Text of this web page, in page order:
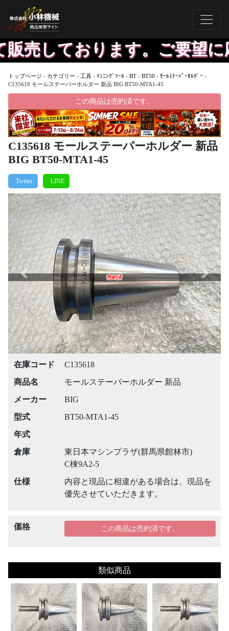
ております。ご要望に応
トップページ › カテゴリー › 工具 › ﾏｼﾆﾝｸﾞﾂｰﾙ › BT › BT50 › ﾓｰﾙｽﾃｰﾊﾟｰﾎﾙﾀﾞｰ ›
C135618 モールステーパーホルダー 新品 BIG BT50-MTA1-45
この商品は売約済です。
C135618 モールステーパーホルダー 新品
BIG BT50-MTA1-45
売約済
Previous Next
在庫コード
C135618
商品名
モールステーパーホルダー 新品
メーカー
BIG
型式
BT50-MTA1-45
年式
倉庫
東日本マシンプラザ(群馬県館林市)
C棟9A2-5
仕様
内容と現品に相違がある場合は、現品を
優先させていただきます。
価格 この商品は売約済です。
類似商品